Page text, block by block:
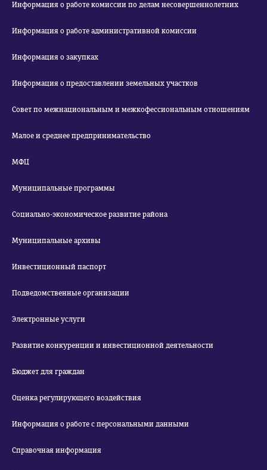
Информация о работе комиссии по делам несовершеннолетних
Информация о работе административной комиссии
Информация о закупках
Информация о предоставлении земельных участков
Совет по межнациональным и межкофессиональным отношениям
Малое и среднее предпринимательство
МФЦ
Муниципальные программы
Социально-экономическое развитие района
Муниципальные архивы
Инвестиционный паспорт
Подведомственные организации
Электронные услуги
Развитие конкуренции и инвестиционной деятельности
Бюджет для граждан
Оценка регулирующего воздействия
Информация о работе с персональными данными
Справочная информация